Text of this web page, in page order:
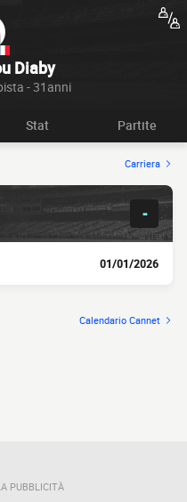
Diaby
- 31anni
Stat Partite
Carriera
-
01/01/2026
Calendario Cannet
PUBBLICITÀ